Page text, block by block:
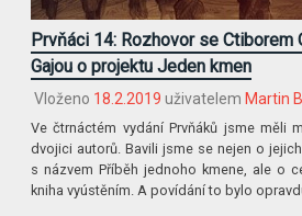
Prvňáci 14: Rozhovor se Ctiborem
Gajou o projektu Jeden kmen
Vloženo 18.2.2019 uživatelem Martin
Ve čtrnáctém vydání Prvňáků jsme měli
dvojici autorů. Bavili jsme se nejen o
s názvem Příběh jednoho kmene, ale o
kniha vyústěním. A povídání to bylo